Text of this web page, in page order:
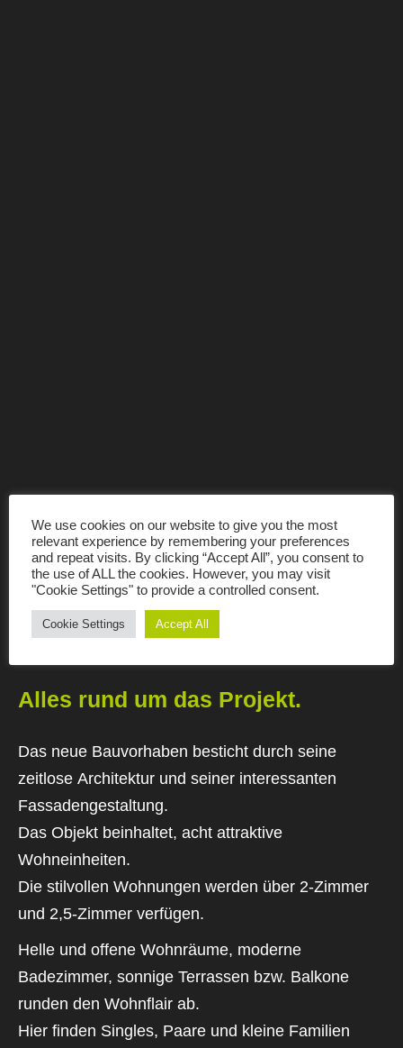
Alles rund um das Projekt.
Das neue Bauvorhaben besticht durch seine
zeitlose Architektur und seiner interessanten
Fassadengestaltung.
Das Objekt beinhaltet, acht attraktive
Wohneinheiten.
Die stilvollen Wohnungen werden über 2-Zimmer
und 2,5-Zimmer verfügen.
Helle und offene Wohnräume, moderne
Badezimmer, sonnige Terrassen bzw. Balkone
runden den Wohnflair ab.
Hier finden Singles, Paare und kleine Familien
We use cookies on our website to give you the most
relevant experience by remembering your preferences
and repeat visits. By clicking “Accept All”, you consent to
the use of ALL the cookies. However, you may visit
"Cookie Settings" to provide a controlled consent.
Cookie Settings Accept All